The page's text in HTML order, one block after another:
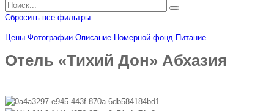
Сбросить все фильтры
Цены Фотографии Описание Номерной фонд Питание
Отель «Тихий Дон» Абхазия